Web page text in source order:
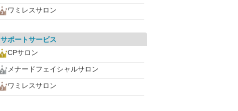
ワミレスサロン
サポートサービス
CPサロン
メナードフェイシャルサロン
ワミレスサロン